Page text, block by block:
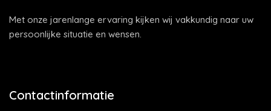
Met onze jarenlange ervaring kijken wij vakkundig naar uw
persoonlijke situatie en wensen.
Contactinformatie